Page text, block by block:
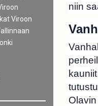
niin
Viroon